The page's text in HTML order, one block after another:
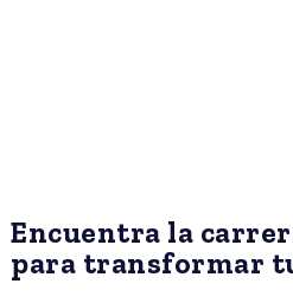
Encuentra la
para transformar